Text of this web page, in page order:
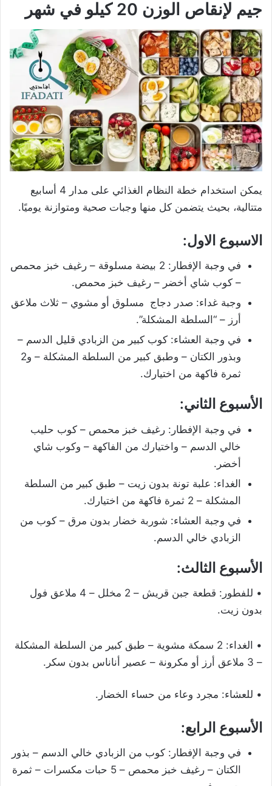
جيم لإنقاص الوزن 20 كيلو في شهر
يمكن استخدام خطة النظام الغذائي على مدار 4 أسابيع
متتالية، بحيث يتضمن كل منها وجبات صحية ومتوازنة يوميًا.
الاسبوع الاول:
في وجبة الإفطار: 2 بيضة مسلوقة – رغيف خبز محمص
– كوب شاي أخضر – رغيف خبز محمص.
وجبة غداء: صدر دجاج مسلوق أو مشوي – ثلاث ملاعق
أرز – “السلطة المشكلة”.
في وجبة العشاء: كوب كبير من الزبادي قليل الدسم –
وبذور الكتان – وطبق كبير من السلطة المشكلة – و2
ثمرة فاكهة من اختيارك.
الأسبوع الثاني:
في وجبة الإفطار: رغيف خبز محمص – كوب حليب
خالي الدسم – واختيارك من الفاكهة – وكوب شاي
أخضر.
الغداء: علبة تونة بدون زيت – طبق كبير من السلطة
المشكلة – 2 ثمرة فاكهة من اختيارك.
في وجبة العشاء: شوربة خضار بدون مرق – كوب من
الزبادي خالي الدسم.
الأسبوع الثالث:
• للفطور: قطعة جبن قريش – 2 مخلل – 4 ملاعق فول
بدون زيت.
• الغداء: 2 سمكة مشوية – طبق كبير من السلطة المشكلة
– 3 ملاعق أرز أو مكرونة – عصير أناناس بدون سكر.
• للعشاء: مجرد وعاء من حساء الخضار.
الأسبوع الرابع:
في وجبة الإفطار: كوب من الزبادي خالي الدسم – بذور
الكتان – رغيف خبز محمص – 5 حبات مكسرات – ثمرة